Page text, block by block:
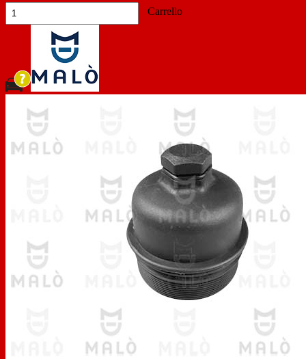
Carrello